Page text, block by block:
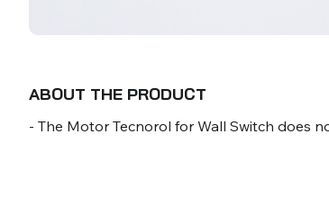
ABOUT THE PRODUCT
- The Motor Tecnorol for Wall Switch does